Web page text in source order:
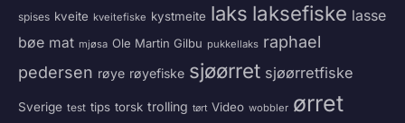
spises kveite kveitefiske kystmeite laks laksefiske lasse
bøe mat mjøsa Ole Martin Gilbu pukkellaks raphael
pedersen røye røyefiske sjøørret sjøørretfiske
Sverige test tips torsk trolling tørt Video wobbler ørret